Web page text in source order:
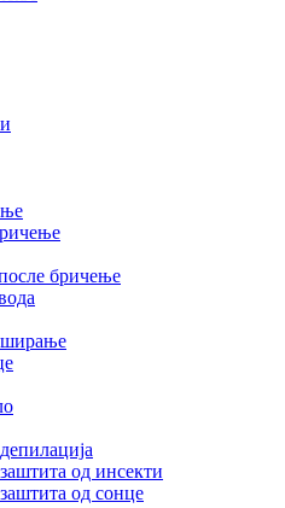
бричење
од инсекти
од сонце